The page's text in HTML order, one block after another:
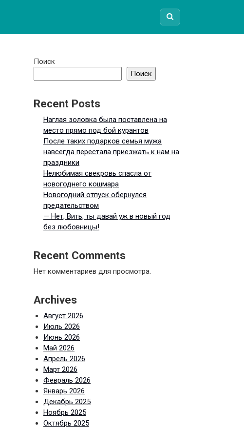
Поиск
Поиск
Recent Posts
Наглая золовка была поставлена на
место прямо под бой курантов
После таких подарков семья мужа
навсегда перестала приезжать к нам на
праздники
Нелюбимая свекровь спасла от
новогоднего кошмара
Новогодний отпуск обернулся
предательством
— Нет, Вить, ты давай уж в новый год
без любовницы!
Recent Comments
Нет комментариев для просмотра.
Archives
Август 2026
Июль 2026
Июнь 2026
Май 2026
Апрель 2026
Март 2026
Февраль 2026
Январь 2026
Декабрь 2025
Ноябрь 2025
Октябрь 2025